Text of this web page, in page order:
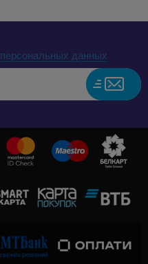
персональных данных